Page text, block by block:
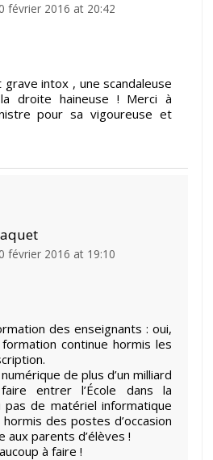
février 2016 at 20:42
grave intox , une scandaleuse
droite haineuse ! Merci à
pour sa vigoureuse et
février 2016 at 19:10
des enseignants : oui,
continue hormis les
de plus d’un milliard
entrer l’École dans la
de matériel informatique
des postes d’occasion
aux parents d’élèves !
à faire !